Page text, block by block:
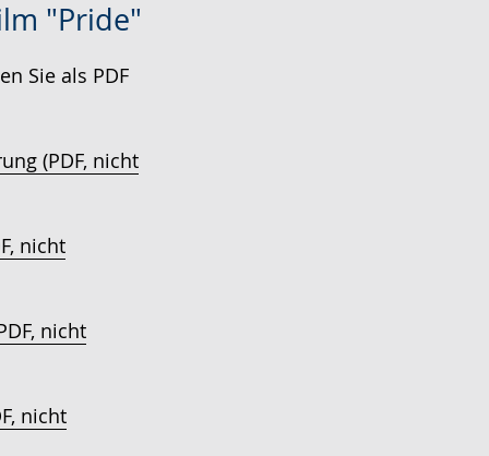
"Pride"
Sie als PDF
(PDF, nicht
nicht
nicht
nicht